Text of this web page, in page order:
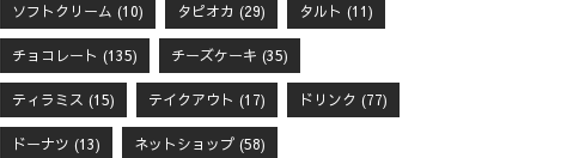
ソフトクリーム (10) タピオカ (29) タルト (11)
チョコレート (135) チーズケーキ (35)
ティラミス (15) テイクアウト (17) ドリンク (77)
ドーナツ (13) ネットショップ(58)